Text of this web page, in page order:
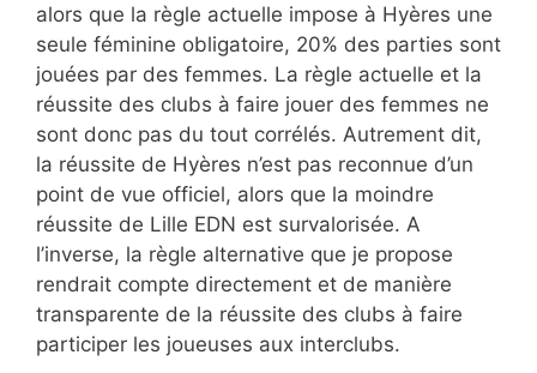
alors que la règle actuelle impose à Hyères une
seule féminine obligatoire, 20% des parties sont
jouées par des femmes. La règle actuelle et la
réussite des clubs à faire jouer des femmes ne
sont donc pas du tout corrélés. Autrement dit,
la réussite de Hyères n’est pas reconnue d’un
point de vue officiel, alors que la moindre
réussite de Lille EDN est survalorisée. A
l’inverse, la règle alternative que je propose
rendrait compte directement et de manière
transparente de la réussite des clubs à faire
participer les joueuses aux interclubs.